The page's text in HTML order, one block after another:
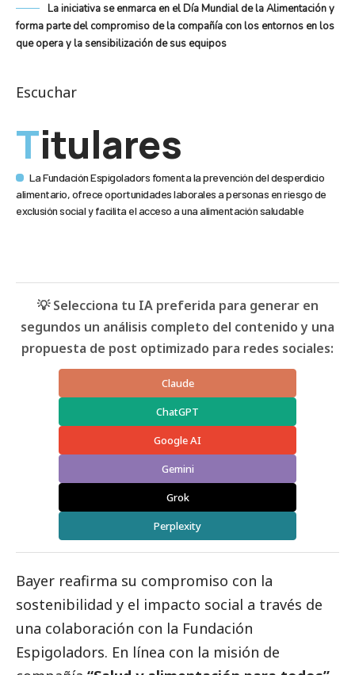
La iniciativa se enmarca en el Día Mundial de la Alimentación y
forma parte del compromiso de la compañía con los entornos en los
que opera y la sensibilización de sus equipos
Escuchar
Titulares
La Fundación Espigoladors fomenta la prevención del desperdicio
alimentario, ofrece oportunidades laborales a personas en riesgo de
exclusión social y facilita el acceso a una alimentación saludable
💡 Selecciona tu IA preferida para generar en
segundos un análisis completo del contenido y una
propuesta de post optimizado para redes sociales:
Claude
ChatGPT
Google AI
Gemini
Grok
Perplexity
Bayer reafirma su compromiso con la
sostenibilidad y el impacto social a través de
una colaboración con la Fundación
Espigoladors. En línea con la misión de